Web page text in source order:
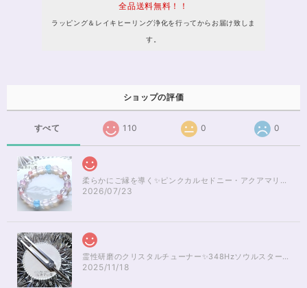
全品送料無料！！
ラッピング＆レイキヒーリング浄化を行ってからお届け致しま
す。
ショップの評価
すべて 110 0 0
柔らかにご縁を導く✨ピンクカルセドニー・アクアマリンブレスレット16cm
2026/07/23
霊性研磨のクリスタルチューナー✨348Hzソウルスターチャクラのヒーリング
2025/11/18